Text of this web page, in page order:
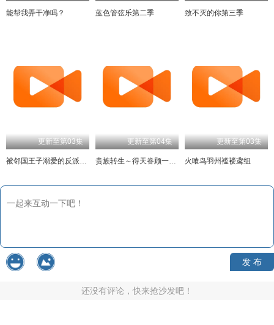
能帮我弄干净吗？ 蓝色管弦乐第二季 致不灭的你第三季
更新至第03集
被邻国王子溺爱的反派女主
更新至第04集
贵族转生～得天眷顾一出生就获得最强力量～
更新至第03集
火喰鸟羽州褴褛鸢组
发 布
还没有评论，快来抢沙发吧！